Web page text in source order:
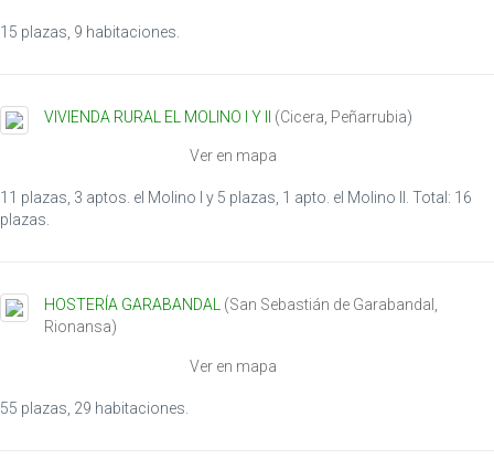
15 plazas, 9 habitaciones.
VIVIENDA RURAL EL MOLINO I Y II (Cicera Peñarrubia)
Ver en mapa
11 plazas, 3 aptos. el Molino I y 5 plazas, 1 apto. el Molino II. Total: 16
plazas.
HOSTERÍA GARABANDAL (San Sebastián de Garabandal
Rionansa)
Ver en mapa
55 plazas, 29 habitaciones.